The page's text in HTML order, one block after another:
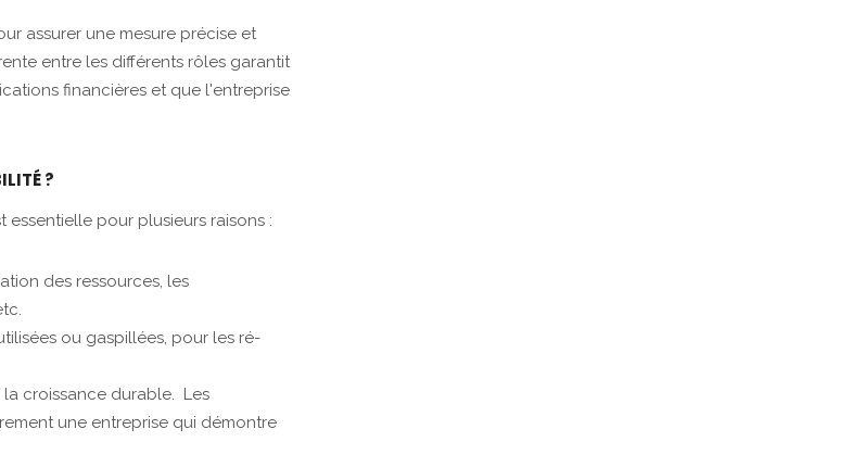
assurer une mesure précise et
entre les différents rôles garantit
financières et que l'entreprise
?
pour plusieurs raisons :
des ressources, les
ou gaspillées, pour les ré-
croissance durable. Les
une entreprise qui démontre